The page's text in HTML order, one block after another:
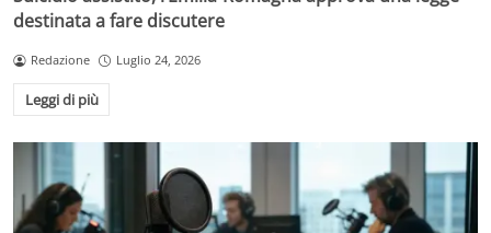
destinata a fare discutere
Redazione Luglio 24, 2026
Leggi di più